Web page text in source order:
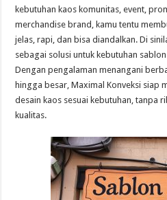
kebutuhan kaos komunitas, event,
merchandise brand, kamu tentu
jelas, rapi, dan bisa diandalkan. Di
sebagai solusi untuk kebutuhan
Dengan pengalaman menangani
hingga besar, Maximal Konveksi siap
desain kaos sesuai kebutuhan, tanpa
kualitas.